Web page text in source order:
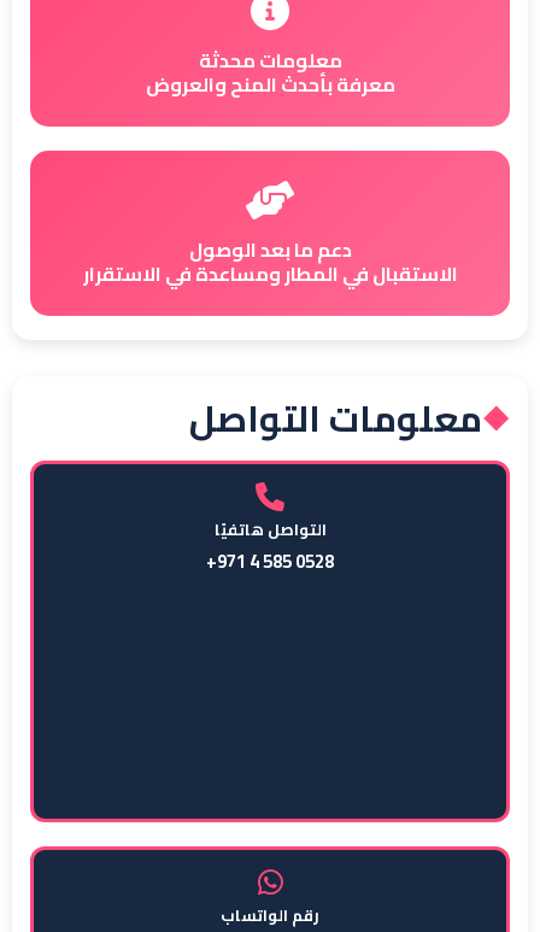
معلومات محدثة
معرفة بأحدث المنح والعروض
دعم ما بعد الوصول
الاستقبال في المطار ومساعدة في الاستقرار
◆معلومات التواصل
التواصل هاتفيًا
+971 4 585 0528
رقم الواتساب